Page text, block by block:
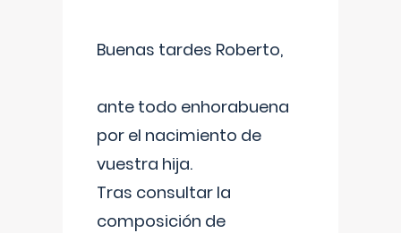
Buenas tardes Roberto,
ante todo enhorabuena
por el nacimiento de
vuestra hija.
Tras consultar la
composición de